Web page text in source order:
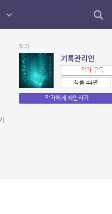
작가
기록관리인
작가 구독
작품 44편
작가에게 제안하기